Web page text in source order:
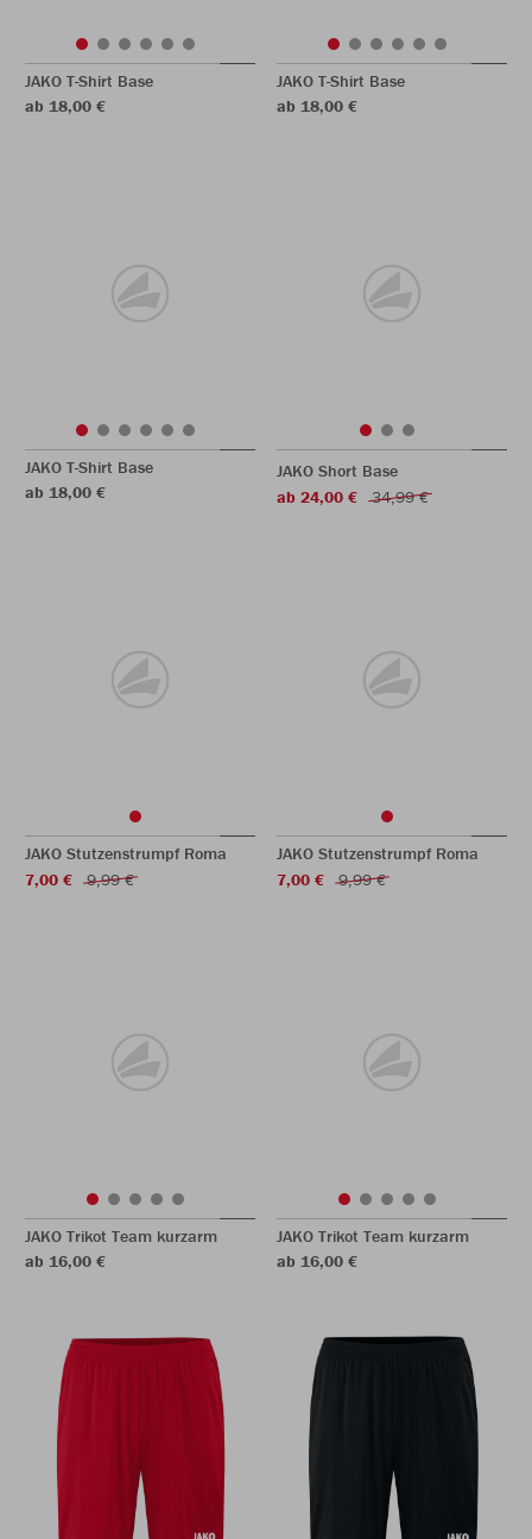
JAKO T-Shirt Base
ab 18,00 €
JAKO T-Shirt Base
ab 18,00 €
JAKO T-Shirt Base
ab 18,00 €
JAKO Short Base
ab 24,00 €
34,99 €
JAKO Stutzenstrumpf Roma
7,00 €
9,99 €
JAKO Stutzenstrumpf Roma
7,00 €
9,99 €
JAKO Trikot Team kurzarm
ab 16,00 €
JAKO Trikot Team kurzarm
ab 16,00 €